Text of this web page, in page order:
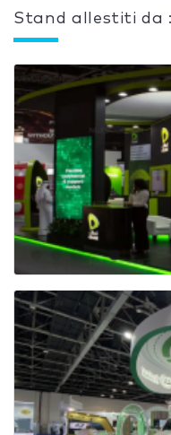
Stand allestiti da